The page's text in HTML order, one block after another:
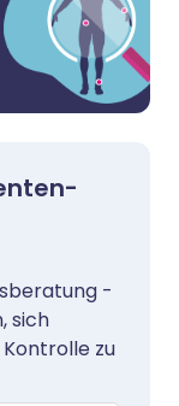
-
sich
zu